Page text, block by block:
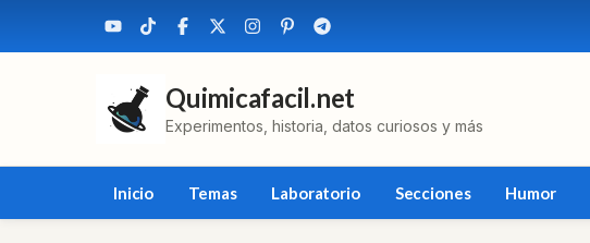
Quimicafacil.net
Experimentos, historia, datos curiosos y más
Inicio Temas Laboratorio Secciones Humor